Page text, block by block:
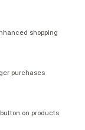
shopping
purchases
on products